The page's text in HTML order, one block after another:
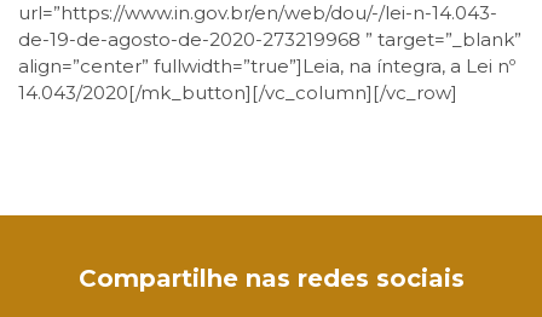
url=”https://www.in.gov.br/en/web/dou/-/lei-n-14.043-
de-19-de-agosto-de-2020-273219968 ” target=”_blank”
align=”center” fullwidth=”true”]Leia, na íntegra, a Lei nº
14.043/2020[/mk_button][/vc_column][/vc_row]
Compartilhe nas redes sociais